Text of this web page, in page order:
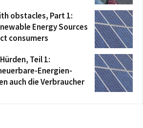
obstacles, Part 1:
Energy Sources
consumers
Teil 1:
Energien-
auch die Verbraucher